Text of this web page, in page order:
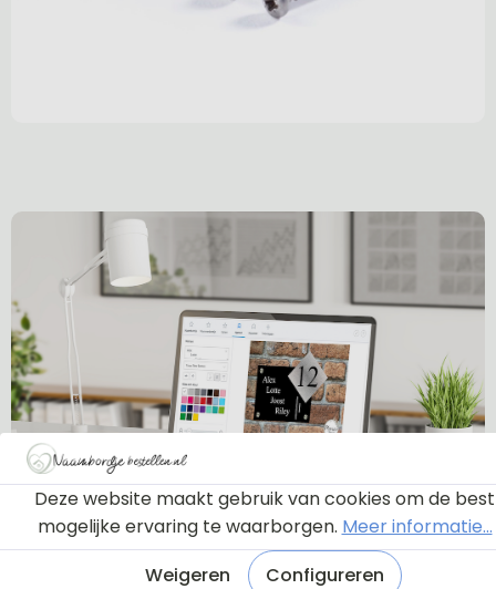
Ontwerptool
Deze website maakt gebruik van cookies om de best
mogelijke ervaring te waarborgen. Meer informatie...
Weigeren
Configureren